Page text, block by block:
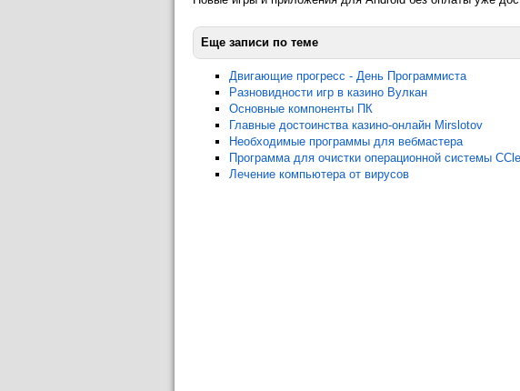
Еще записи по теме
Двигающие прогресс - День Программиста
Разновидности игр в казино Вулкан
Основные компоненты ПК
Главные достоинства казино-онлайн Mirslotov
Необходимые программы для вебмастера
Программа для очистки операционной системы
Лечение компьютера от вирусов